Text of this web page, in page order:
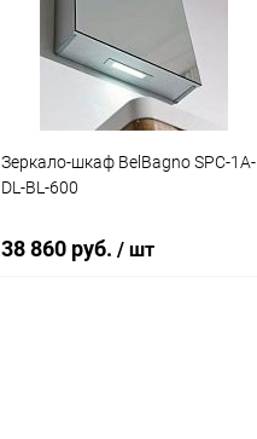
В избранное Под заказ
Зеркало-шкаф BelBagno SPC-1A-
DL-BL-600
38 860 руб. / шт